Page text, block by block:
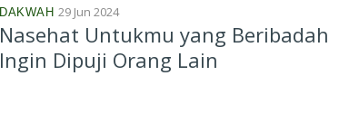
DAKWAH 29 Jun 2024
Nasehat Untukmu yang Beribadah
Ingin Dipuji Orang Lain